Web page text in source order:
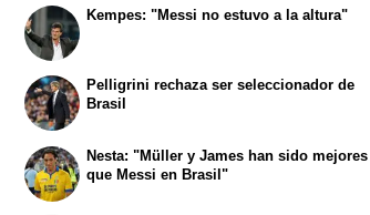
Kempes: "Messi no estuvo a la altura"
Pelligrini rechaza ser seleccionador de
Brasil
Nesta: "Müller y James han sido mejores
que Messi en Brasil"